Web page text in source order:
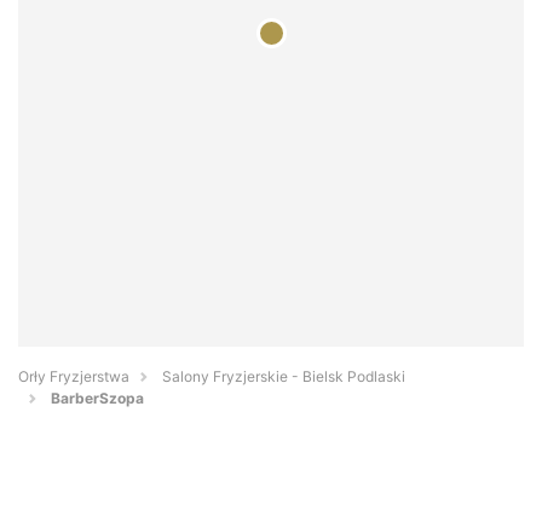
Orły Fryzjerstwa
Salony Fryzjerskie - Bielsk Podlaski
BarberSzopa